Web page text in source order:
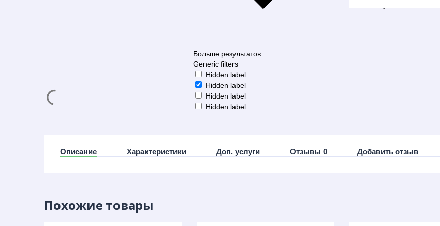
Больше результатов
Generic filters
Hidden label
Hidden label
Hidden label
Hidden label
Описание Характеристики Доп. услуги Отзывы 0 Добавить отзыв
Похожие товары